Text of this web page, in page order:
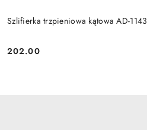
Szlifierka trzpieniowa kątowa AD-1143
Cena:
202.00